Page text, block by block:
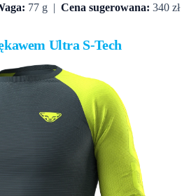
77 g | Cena sugerowana: 340 zł
Ultra S-Tech